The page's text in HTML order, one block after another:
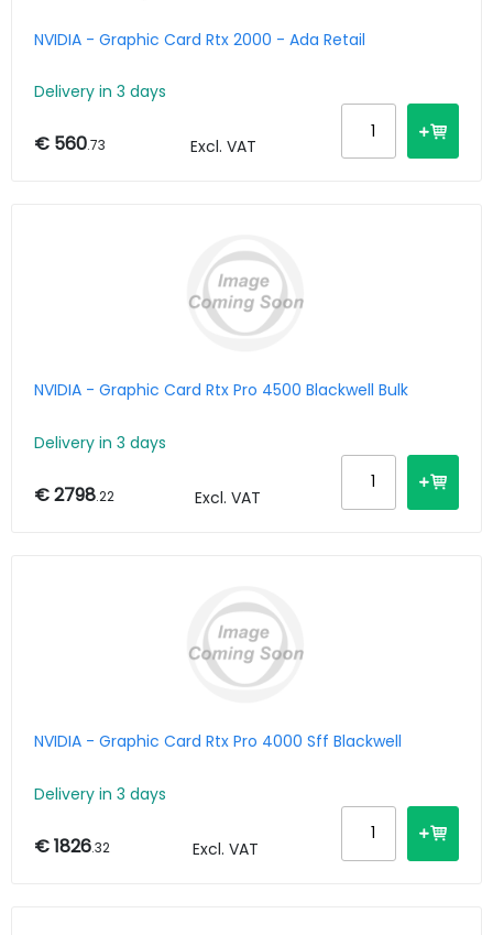
NVIDIA - Graphic Card Rtx 2000 - Ada Retail
Delivery in 3 days
€ 560.73 Excl. VAT
NVIDIA - Graphic Card Rtx Pro 4500 Blackwell Bulk
Delivery in 3 days
€ 2798.22 Excl. VAT
NVIDIA - Graphic Card Rtx Pro 4000 Sff Blackwell
Delivery in 3 days
€ 1826.32 Excl. VAT